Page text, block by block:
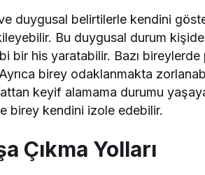
duygusal belirtilerle kendini
Bu duygusal durum
bir his yaratabilir. Bazı
Ayrıca birey odaklanmakta
keyif alamama durumu
birey kendini izole edebilir.
Çıkma Yolları